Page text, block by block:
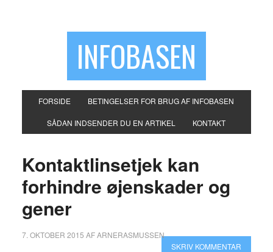
INFOBASEN
FORSIDE BETINGELSER FOR BRUG AF INFOBASEN
SÅDAN INDSENDER DU EN ARTIKEL KONTAKT
Kontaktlinsetjek kan
forhindre øjenskader og
gener
7. OKTOBER 2015 AFARNERASMUSSEN
SKRIV KOMMENTAR